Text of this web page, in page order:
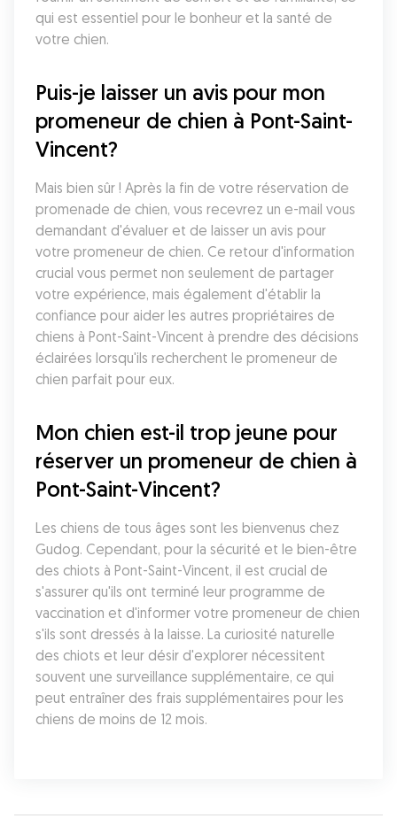
qui est essentiel pour le bonheur et la santé de
votre chien.
Puis-je laisser un avis pour mon
promeneur de chien à Pont-Saint-
Vincent?
Mais bien sûr ! Après la fin de votre réservation de
promenade de chien, vous recevrez un e-mail vous
demandant d'évaluer et de laisser un avis pour
votre promeneur de chien. Ce retour d'information
crucial vous permet non seulement de partager
votre expérience, mais également d'établir la
confiance pour aider les autres propriétaires de
chiens à Pont-Saint-Vincent à prendre des décisions
éclairées lorsqu'ils recherchent le promeneur de
chien parfait pour eux.
Mon chien est-il trop jeune pour
réserver un promeneur de chien à
Pont-Saint-Vincent?
Les chiens de tous âges sont les bienvenus chez
Gudog. Cependant, pour la sécurité et le bien-être
des chiots à Pont-Saint-Vincent, il est crucial de
s'assurer qu'ils ont terminé leur programme de
vaccination et d'informer votre promeneur de chien
s'ils sont dressés à la laisse. La curiosité naturelle
des chiots et leur désir d'explorer nécessitent
souvent une surveillance supplémentaire, ce qui
peut entraîner des frais supplémentaires pour les
chiens de moins de 12 mois.